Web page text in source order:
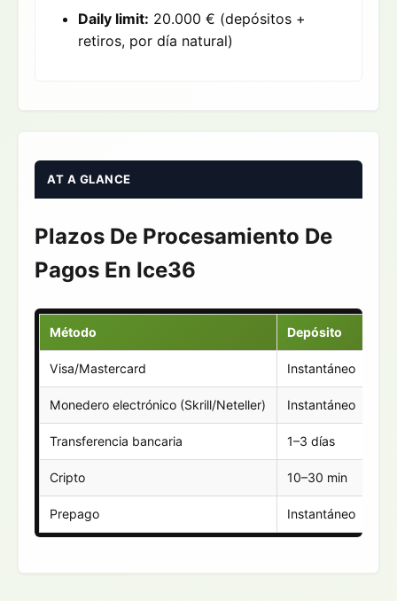
Daily limit: 20.000 € (depósitos +
retiros, por día natural)
AT A GLANCE
Plazos De Procesamiento De
Pagos En Ice36
Método Depósito
Visa/Mastercard Instantáneo
Monedero electrónico (Skrill/Neteller) Instantáneo
Transferencia bancaria 1–3 días
Cripto 10–30 min
Prepago Instantáneo